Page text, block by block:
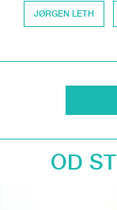
JØRGEN LETH
OD